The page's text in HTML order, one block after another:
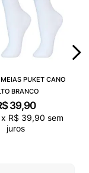
PUKET CANO
BRANCO
39,90
x R$ 39,90 sem
juros